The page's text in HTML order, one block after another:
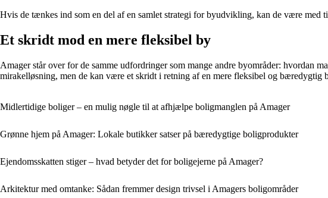
Hvis de tænkes ind som en del af en samlet strategi for byudvikling, kan de være
Et skridt mod en mere fleksibel by
Amager står over for de samme udfordringer som mange andre byområder: hvordan
mirakelløsning, men de kan være et skridt i retning af en mere fleksibel og
Midlertidige boliger – en mulig nøgle til at afhjælpe boligmanglen på Amager
Grønne hjem på Amager: Lokale butikker satser på bæredygtige boligprodukter
Ejendomsskatten stiger – hvad betyder det for boligejerne på Amager?
Arkitektur med omtanke: Sådan fremmer design trivsel i Amagers boligområder